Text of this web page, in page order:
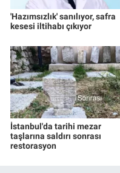
'Hazımsızlık' sanılıyor, safra
kesesi iltihabı çıkıyor
İstanbul'da tarihi mezar
taşlarına saldırı sonrası
restorasyon